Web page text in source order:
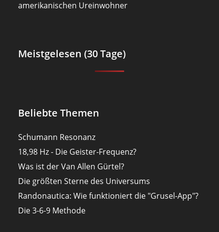
amerikanischen Ureinwohner
Meistgelesen (30 Tage)
Beliebte Themen
Schumann Resonanz
18,98 Hz - Die Geister-Frequenz?
Was ist der Van Allen Gürtel?
Die größten Sterne des Universums
Randonautica: Wie funktioniert die "Grusel-App"?
Die 3-6-9 Methode